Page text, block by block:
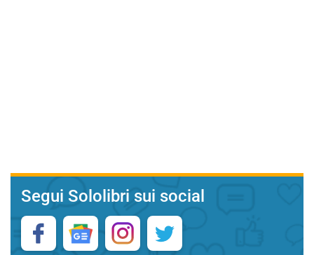
Segui Sololibri sui social